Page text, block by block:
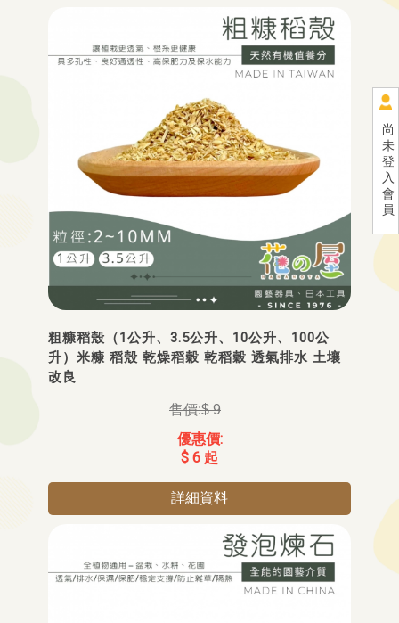
尚
未
登
入
會
員
粗糠稻殼（1公升、3.5公升、10公升、100公
升）米糠 稻殼 乾燥稻穀 乾稻穀 透氣排水 土壤
改良
$ 9
$ 6 起
詳細資料